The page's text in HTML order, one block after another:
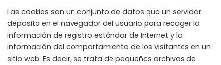
Las cookies son un conjunto de datos que un servidor
deposita en el navegador del usuario para recoger la
información de registro estándar de Internet y la
información del comportamiento de los visitantes en un
sitio web. Es decir, se trata de pequeños archivos de